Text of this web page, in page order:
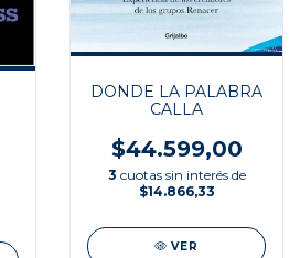
DONDE LA PALABRA
CALLA
$44.599,00
3 cuotas sin interés de
$14.866,33
VER